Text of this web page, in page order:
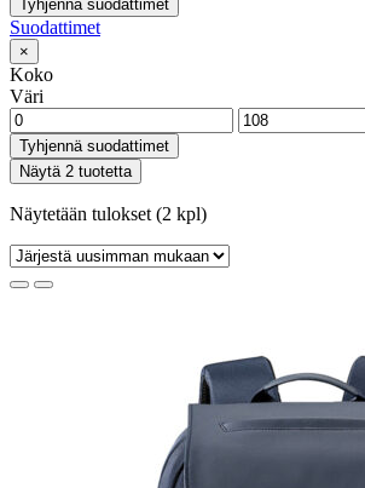
Tyhjennä suodattimet
Suodattimet
×
Koko
Väri
Tyhjennä suodattimet
Näytä 2 tuotetta
Näytetään tulokset (2 kpl)